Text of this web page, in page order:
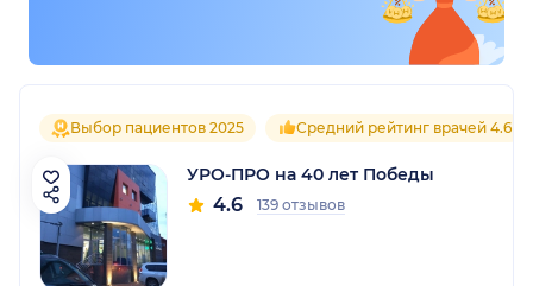
Выбор пациентов 2025 Средний рейтинг врачей 4.6
УРО-ПРО на 40 лет Победы
4.6 139 отзывов